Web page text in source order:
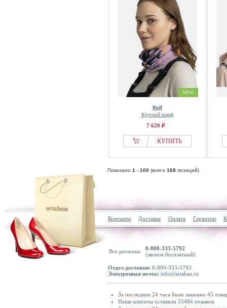
NEW
Buff
Круглый шарф
7 620 ₽
КУПИТЬ
Показано 1 - 100 (всего 168 позиций)
Контакты Доставка Оплата Гарантии
Все регионы
8-800-333-5792
(звонок бесплатный)
Отдел доставки: 8-800-333-5793
Электронная почта: info@artaban.ru
За последние 24 часа было заказано 45
Наши клиенты оставили 55484 отзывов.